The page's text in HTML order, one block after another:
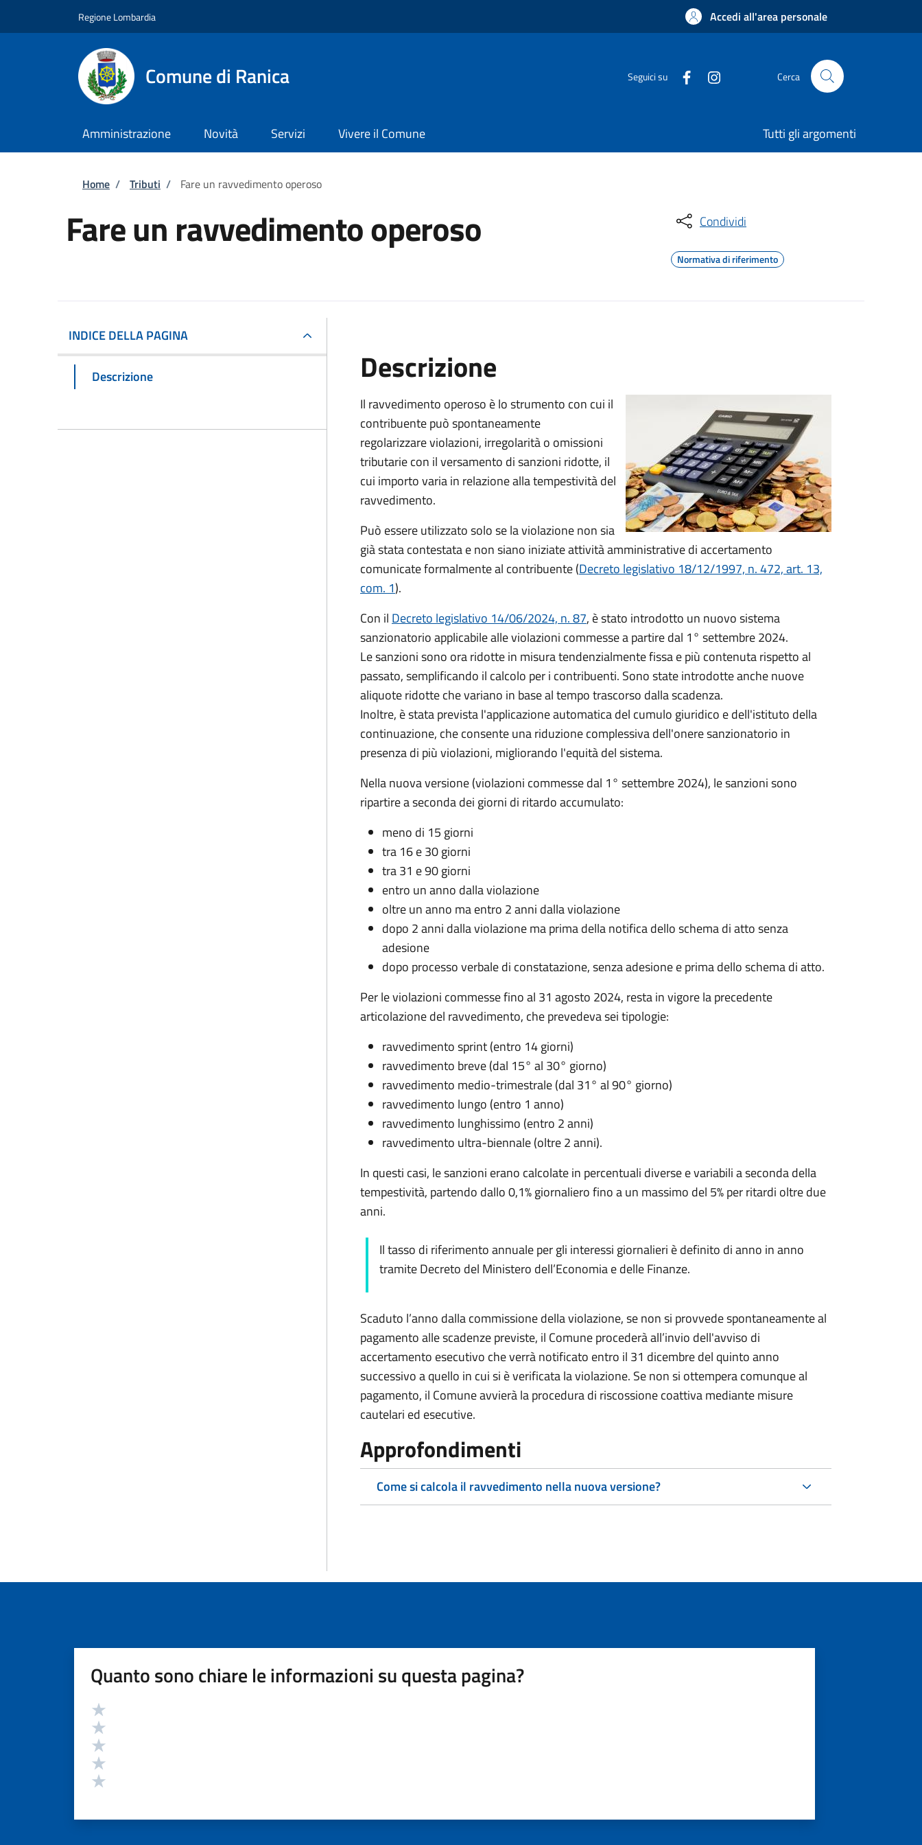
Regione Lombardia Accedi all'area personale
Comune di Ranica Seguici su Cerca
Amministrazione Novità Servizi Vivere il Comune Tutti gli argomenti
Briciole di pane
Home / Tributi / Fare un ravvedimento operoso
Fare un ravvedimento operoso Condividi
Normativa di riferimento
INDICE DELLA PAGINA
Descrizione Descrizione
Il ravvedimento operoso è lo strumento con cui il
contribuente può spontaneamente
regolarizzare violazioni, irregolarità o omissioni
tributarie con il versamento di sanzioni ridotte, il
cui importo varia in relazione alla tempestività del
ravvedimento.
Può essere utilizzato solo se la violazione non sia
già stata contestata e non siano iniziate attività amministrative di accertamento
comunicate formalmente al contribuente (Decreto legislativo 18/12/1997, n. 472, art. 13,
com. 1).
Con il Decreto legislativo 14/06/2024, n. 87, è stato introdotto un nuovo sistema
sanzionatorio applicabile alle violazioni commesse a partire dal 1° settembre 2024.
Le sanzioni sono ora ridotte in misura tendenzialmente fissa e più contenuta rispetto al
passato, semplificando il calcolo per i contribuenti. Sono state introdotte anche nuove
aliquote ridotte che variano in base al tempo trascorso dalla scadenza.
Inoltre, è stata prevista l'applicazione automatica del cumulo giuridico e dell'istituto della
continuazione, che consente una riduzione complessiva dell'onere sanzionatorio in
presenza di più violazioni, migliorando l'equità del sistema.
Nella nuova versione (violazioni commesse dal 1° settembre 2024), le sanzioni sono
ripartire a seconda dei giorni di ritardo accumulato:
meno di 15 giorni
tra 16 e 30 giorni
tra 31 e 90 giorni
entro un anno dalla violazione
oltre un anno ma entro 2 anni dalla violazione
dopo 2 anni dalla violazione ma prima della notifica dello schema di atto senza
adesione
dopo processo verbale di constatazione, senza adesione e prima dello schema di atto.
Per le violazioni commesse fino al 31 agosto 2024, resta in vigore la precedente
articolazione del ravvedimento, che prevedeva sei tipologie:
ravvedimento sprint (entro 14 giorni)
ravvedimento breve (dal 15° al 30° giorno)
ravvedimento medio-trimestrale (dal 31° al 90° giorno)
ravvedimento lungo (entro 1 anno)
ravvedimento lunghissimo (entro 2 anni)
ravvedimento ultra-biennale (oltre 2 anni).
In questi casi, le sanzioni erano calcolate in percentuali diverse e variabili a seconda della
tempestività, partendo dallo 0,1% giornaliero fino a un massimo del 5% per ritardi oltre due
anni.
Il tasso di riferimento annuale per gli interessi giornalieri è definito di anno in anno
tramite Decreto del Ministero dell’Economia e delle Finanze.
Scaduto l’anno dalla commissione della violazione, se non si provvede spontaneamente al
pagamento alle scadenze previste, il Comune procederà all’invio dell'avviso di
accertamento esecutivo che verrà notificato entro il 31 dicembre del quinto anno
successivo a quello in cui si è verificata la violazione. Se non si ottempera comunque al
pagamento, il Comune avvierà la procedura di riscossione coattiva mediante misure
cautelari ed esecutive.
Approfondimenti
Come si calcola il ravvedimento nella nuova versione?
Quanto sono chiare le informazioni su questa pagina?
Valutazione